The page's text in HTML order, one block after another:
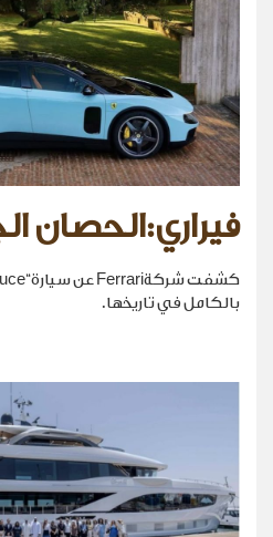
فيراري:الحصان
بالكامل في تاريخها.